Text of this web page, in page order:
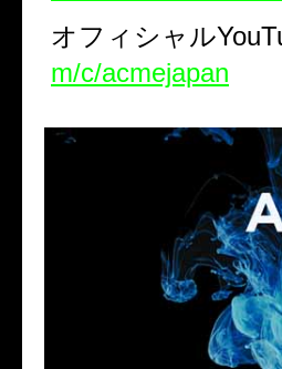
オフィシャル
m/c/acmejapan